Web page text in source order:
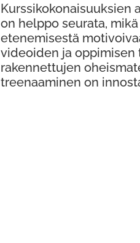
Kurssikokonaisuuksien
on helppo seurata,
etenemisestä
videoiden ja oppimisen
rakennettujen
treenaaminen on